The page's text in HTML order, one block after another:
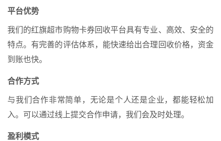
平台优势
我们的红旗超市购物卡券回收平台具有专业、高效、安全的
特点。有完善的评估体系，能快速给出合理回收价格，资金
到账也快。
合作方式
与我们合作非常简单，无论是个人还是企业，都能轻松加
入。可以通过线上提交合作申请，我们会及时处理。
盈利模式